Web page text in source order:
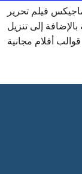
فيلم تحرير
بالإضافة إلى تنزيل
قوالب أفلام مجانية